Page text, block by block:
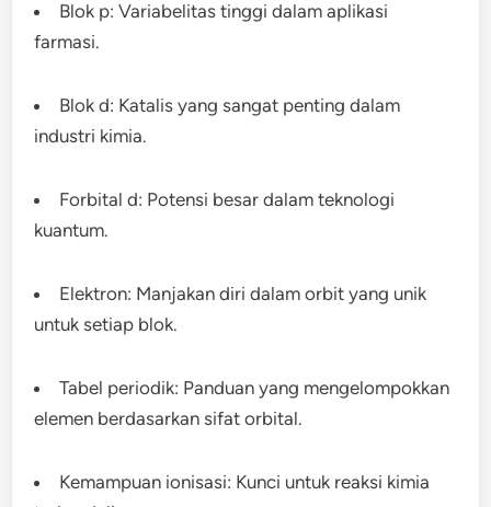
Blok p: Variabelitas tinggi dalam aplikasi
farmasi.
Blok d: Katalis yang sangat penting dalam
industri kimia.
Forbital d: Potensi besar dalam teknologi
kuantum.
Elektron: Manjakan diri dalam orbit yang unik
untuk setiap blok.
Tabel periodik: Panduan yang mengelompokkan
elemen berdasarkan sifat orbital.
Kemampuan ionisasi: Kunci untuk reaksi kimia